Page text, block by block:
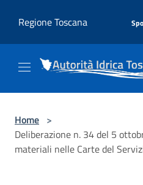
Regione Toscana
Home >
Deliberazione n. 34 del 5
materiali nelle Carte del